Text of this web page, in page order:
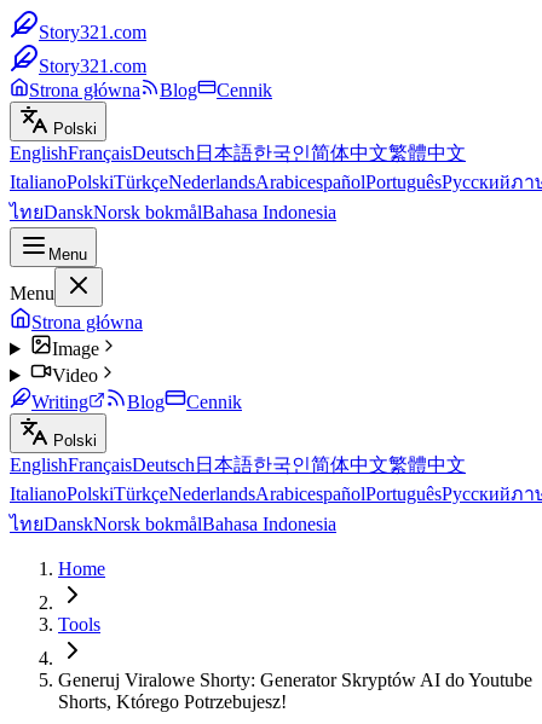
Story321.com
Story321.com
Strona główna
Blog Cennik
Polski
EnglishFrançaisDeutsch 日本語한국인简体中文繁體中文
ItalianoPolskiTürkçeNederlandsArabicespañolPortuguêsРусскийภา
ไทยDanskNorsk bokmålBahasa Indonesia
Menu
Menu
Strona główna
Image
Video
Writing
Blog Cennik
Polski
EnglishFrançaisDeutsch 日本語한국인简体中文繁體中文
ItalianoPolskiTürkçeNederlandsArabicespañolPortuguêsРусскийภา
ไทยDanskNorsk bokmålBahasa Indonesia
Home
Tools
Generuj Viralowe Shorty: Generator Skryptów AI do Youtube
Shorts, Którego Potrzebujesz!